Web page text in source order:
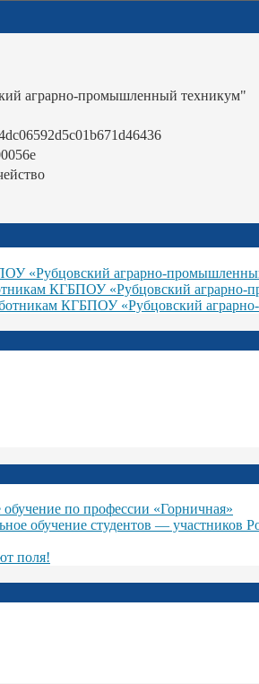
аграрно-промышленный техникум"
«Рубцовский аграрно-
КГБПОУ «Рубцовский аграрно-
КГБПОУ «Рубцовский
по профессии «Горничная»
обучение студентов — участников
поля!